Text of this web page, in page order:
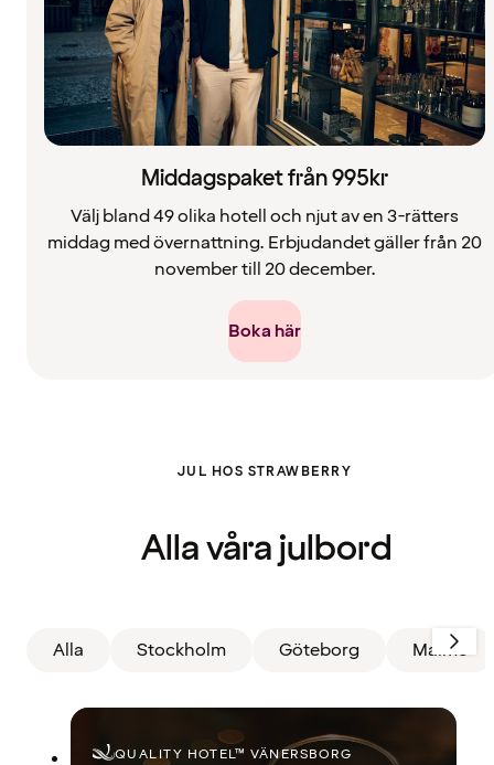
Middagspaket från 995kr
Välj bland 49 olika hotell och njut av en 3-rätters
middag med övernattning. Erbjudandet gäller från 20
november till 20 december.
Boka här
JUL HOS STRAWBERRY
Alla våra julbord
Alla Stockholm Göteborg Malmö
QUALITY HOTEL™ VÄNERSBORG